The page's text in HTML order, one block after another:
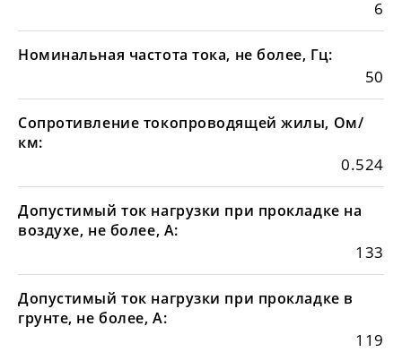
6
Номинальная частота тока, не более, Гц:
50
Сопротивление токопроводящей жилы, Ом/
км:
0.524
Допустимый ток нагрузки при прокладке на
воздухе, не более, А:
133
Допустимый ток нагрузки при прокладке в
грунте, не более, А:
119